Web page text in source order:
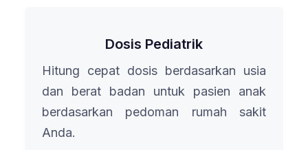
Dosis Pediatrik
Hitung cepat dosis berdasarkan usia
dan berat badan untuk pasien anak
berdasarkan pedoman rumah sakit
Anda.